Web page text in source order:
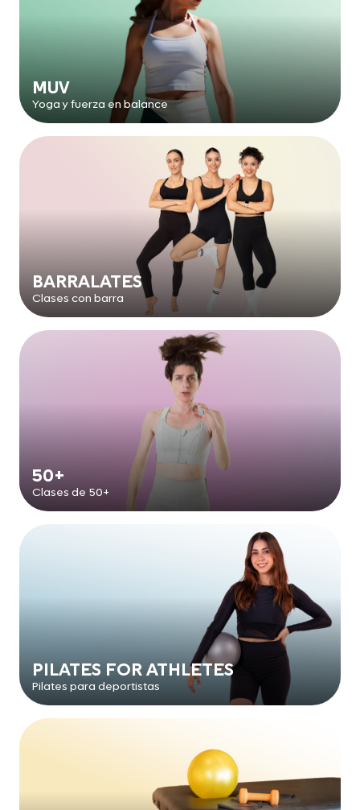
MUV
Yoga y fuerza en balance
BARRALATES
Clases con barra
50+
Clases de 50+
PILATES FOR ATHLETES
Pilates para deportistas